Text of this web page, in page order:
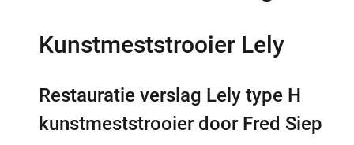
Kunstmeststrooier Lely
Restauratie verslag Lely type H
kunstmeststrooier door Fred Siep